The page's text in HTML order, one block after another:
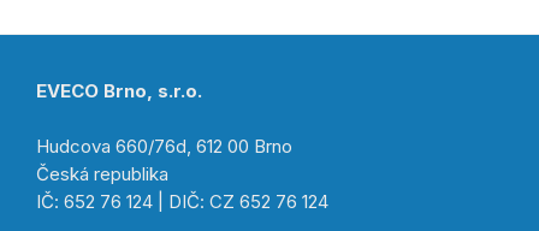
EVECO Brno, s.r.o.
Hudcova 660/76d, 612 00 Brno
Česká republika
IČ: 652 76 124 | DIČ: CZ 652 76 124